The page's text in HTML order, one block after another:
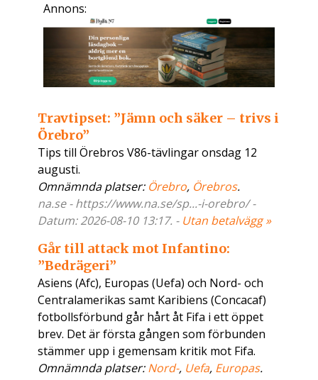
Annons:
Travtipset: ”Jämn och säker – trivs i
Örebro”
Tips till Örebros V86-tävlingar onsdag 12
augusti.
Omnämnda platser: Örebro, Örebros.
na.se - https://www.na.se/sp...-i-orebro/ -
Datum: 2026-08-10 13:17. - Utan betalvägg »
Går till attack mot Infantino:
”Bedrägeri”
Asiens (Afc), Europas (Uefa) och Nord- och
Centralamerikas samt Karibiens (Concacaf)
fotbollsförbund går hårt åt Fifa i ett öppet
brev. Det är första gången som förbunden
stämmer upp i gemensam kritik mot Fifa.
Omnämnda platser:Nord-, Uefa, Europas.